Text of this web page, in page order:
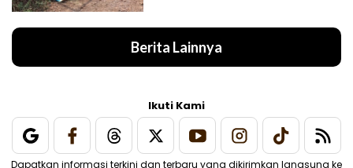
Berita Lainnya
Ikuti Kami
Dapatkan informasi terkini dan terbaru yang dikirimkan langsung ke